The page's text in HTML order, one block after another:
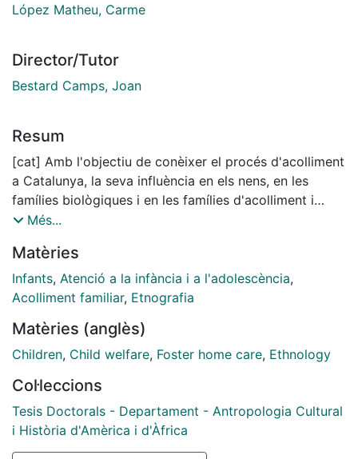
López Matheu, Carme
Director/Tutor
Bestard Camps, Joan
Resum
[cat] Amb l'objectiu de conèixer el procés d'acolliment
a Catalunya, la seva influència en els nens, en les
famílies biològiques i en les famílies d'acolliment i
també en l'Administració, s'ha realitzat una etnografia
diferents actors i contextos implicats: pares biològics,
nens, pares d'acolliment i professionals. S'ha fet una
observació participant en l'associació de pares
entrevistes als implicats i s'han revisat els expedients
tancats en l'any 2004 a la seu de l'Institut de l'Adopció
teòric des de les teories clàssiques del parentiu s'han
escollit les teories del caring desenvolupades per
Borneman (2001), ja que els vincles que s'estableixen
en aquestes relacions no s'ajusten ni a la teoria de la
Més...
Matèries
Infants, Atenció a la infància i a l'adolescència,
Acolliment familiar, Etnografia
Matèries (anglès)
Children, Child welfare, Foster home care, Ethnology
Col·leccions
Tesis Doctorals - Departament - Antropologia Cultural
i Història d'Amèrica i d'Àfrica